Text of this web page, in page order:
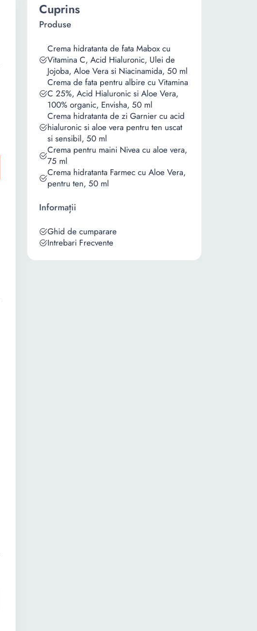
Cuprins
Produse
Crema hidratanta de fata Mabox cu
Vitamina C, Acid Hialuronic, Ulei de
Jojoba, Aloe Vera si Niacinamida, 50 ml
Crema de fata pentru albire cu Vitamina
C 25%, Acid Hialuronic si Aloe Vera,
100% organic, Envisha, 50 ml
Crema hidratanta de zi Garnier cu acid
hialuronic si aloe vera pentru ten uscat
si sensibil, 50 ml
Crema pentru maini Nivea cu aloe vera,
75 ml
Crema hidratanta Farmec cu Aloe Vera,
pentru ten, 50 ml
Informații
Ghid de cumparare
Intrebari Frecvente